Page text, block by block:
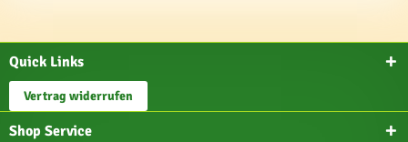
Quick Links
Vertrag widerrufen
Shop Service